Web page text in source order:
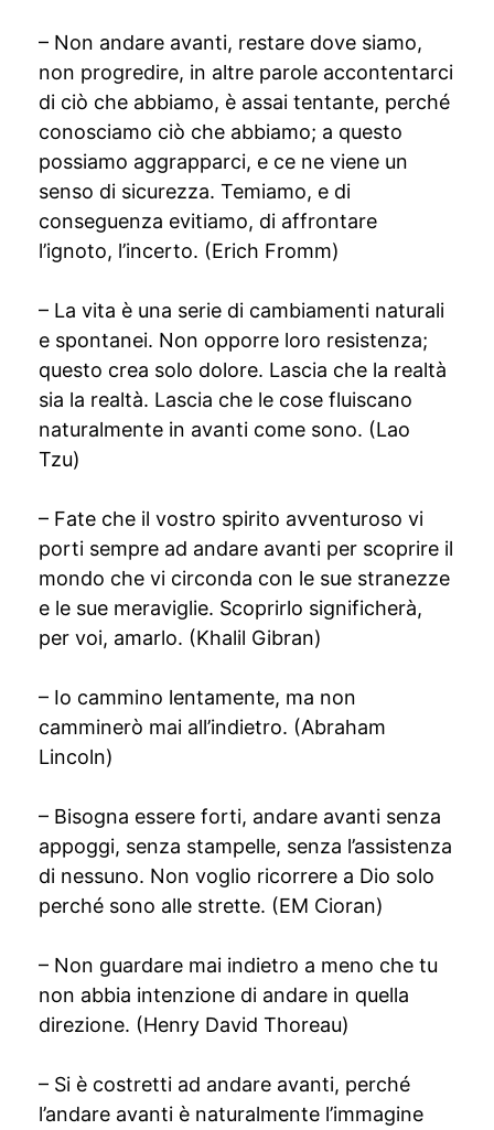
– Non andare avanti, restare dove siamo,
non progredire, in altre parole accontentarci
di ciò che abbiamo, è assai tentante, perché
conosciamo ciò che abbiamo; a questo
possiamo aggrapparci, e ce ne viene un
senso di sicurezza. Temiamo, e di
conseguenza evitiamo, di affrontare
l’ignoto, l’incerto. (Erich Fromm)
– La vita è una serie di cambiamenti naturali
e spontanei. Non opporre loro resistenza;
questo crea solo dolore. Lascia che la realtà
sia la realtà. Lascia che le cose fluiscano
naturalmente in avanti come sono. (Lao
Tzu)
– Fate che il vostro spirito avventuroso vi
porti sempre ad andare avanti per scoprire il
mondo che vi circonda con le sue stranezze
e le sue meraviglie. Scoprirlo significherà,
per voi, amarlo. (Khalil Gibran)
– Io cammino lentamente, ma non
camminerò mai all’indietro. (Abraham
Lincoln)
– Bisogna essere forti, andare avanti senza
appoggi, senza stampelle, senza l’assistenza
di nessuno. Non voglio ricorrere a Dio solo
perché sono alle strette. (EM Cioran)
– Non guardare mai indietro a meno che tu
non abbia intenzione di andare in quella
direzione. (Henry David Thoreau)
– Si è costretti ad andare avanti, perché
l’andare avanti è naturalmente l’immagine